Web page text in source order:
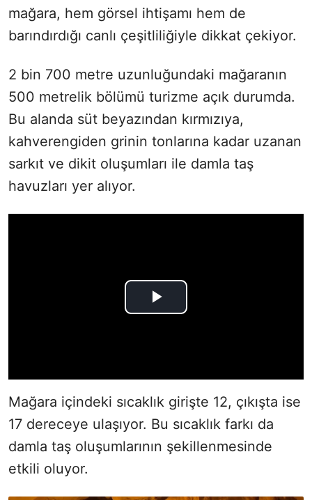
mağara, hem görsel ihtişamı hem de
barındırdığı canlı çeşitliliğiyle dikkat çekiyor.
2 bin 700 metre uzunluğundaki mağaranın
500 metrelik bölümü turizme açık durumda.
Bu alanda süt beyazından kırmızıya,
kahverengiden grinin tonlarına kadar uzanan
sarkıt ve dikit oluşumları ile damla taş
havuzları yer alıyor.
Mağara içindeki sıcaklık girişte 12, çıkışta ise
17 dereceye ulaşıyor. Bu sıcaklık farkı da
damla taş oluşumlarının şekillenmesinde
etkili oluyor.